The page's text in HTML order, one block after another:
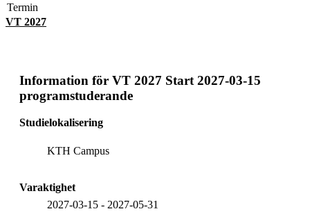
Termin
VT 2027
Information för VT 2027 Start 2027-03-15
programstuderande
Studielokalisering
KTH Campus
Varaktighet
2027-03-15 - 2027-05-31